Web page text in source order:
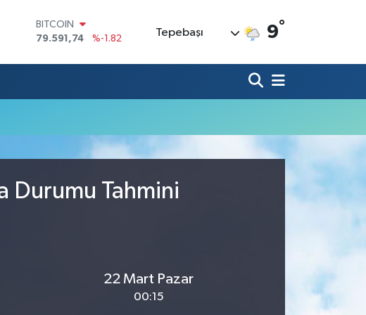
BITCOIN
79.591,74
%-1.82
45,43620
%0.02
6862,09000
%0
Tepebaşı 9°
Durumu Tahmini
22 Mart Pazar
00:15